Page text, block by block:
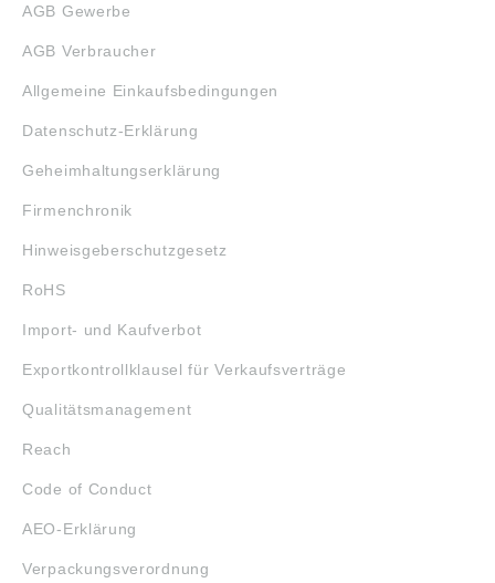
AGB Gewerbe
AGB Verbraucher
Allgemeine Einkaufsbedingungen
Datenschutz-Erklärung
Geheimhaltungserklärung
Firmenchronik
Hinweisgeberschutzgesetz
RoHS
Import- und Kaufverbot
Exportkontrollklausel für Verkaufsverträge
Qualitätsmanagement
Reach
Code of Conduct
AEO-Erklärung
Verpackungsverordnung